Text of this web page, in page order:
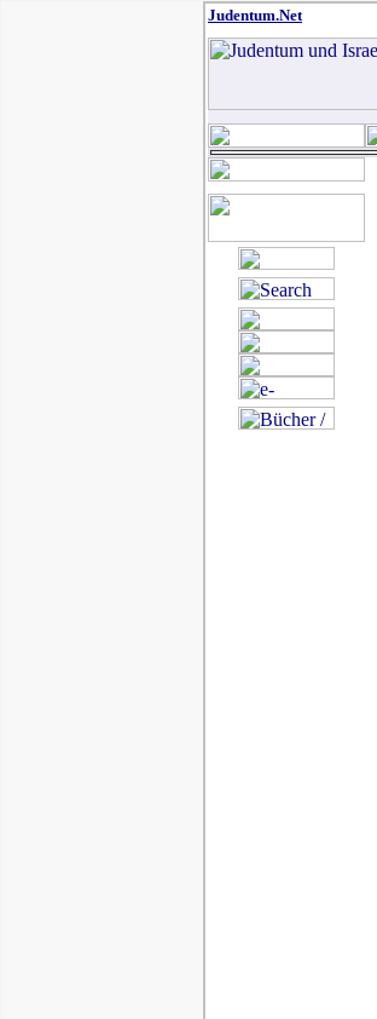
Judentum.Net